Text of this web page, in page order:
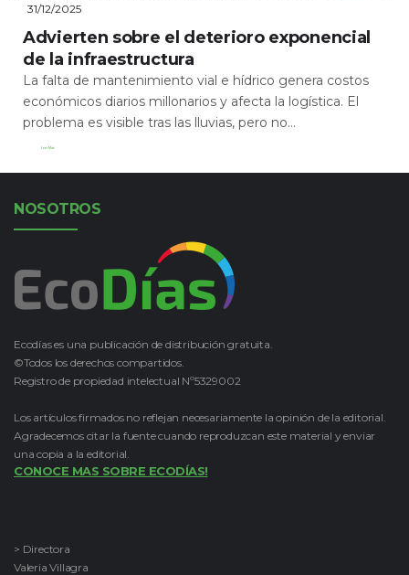
31/12/2025
Advierten sobre el deterioro exponencial
de la infraestructura
La falta de mantenimiento vial e hídrico genera costos
económicos diarios millonarios y afecta la logística. El
problema es visible tras las lluvias, pero no...
Leer Más
NOSOTROS
Ecodías es una publicación de distribución gratuita.
©Todos los derechos compartidos.
Registro de propiedad intelectual Nº5329002
Los artículos firmados no reflejan necesariamente la opinión de la editorial.
Agradecemos citar la fuente cuando reproduzcan este material y enviar
una copia a la editorial.
CONOCE MAS SOBRE ECODÍAS!
> Directora
Valeria Villagra